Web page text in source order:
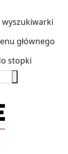
wyszukiwarki
głównego
stopki